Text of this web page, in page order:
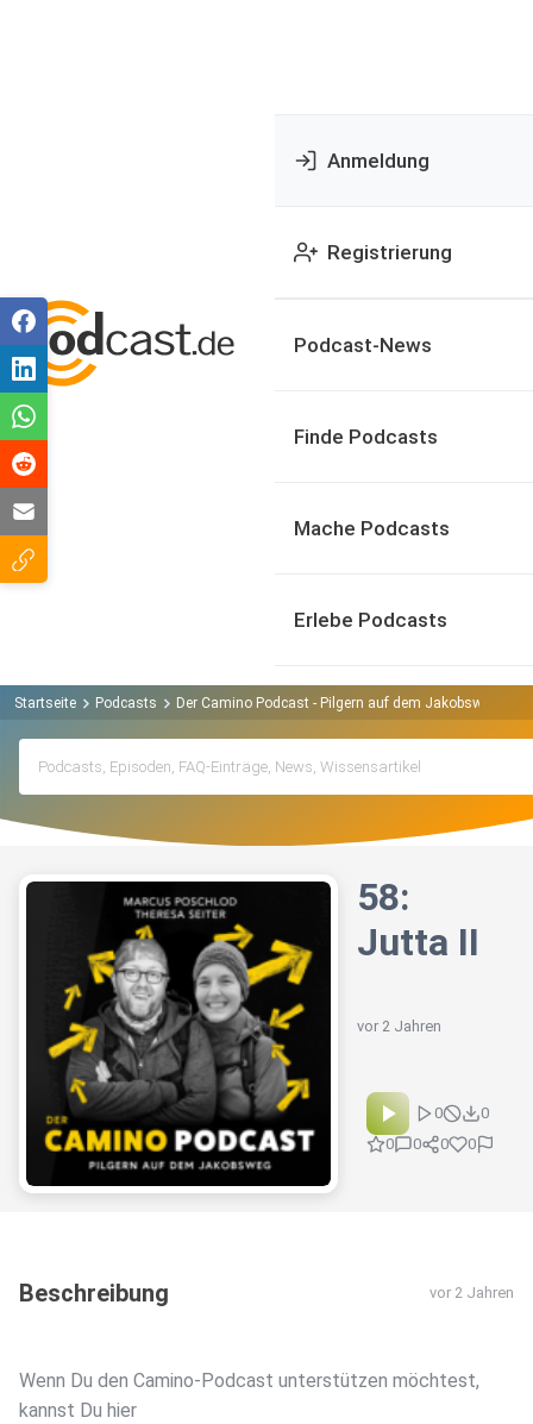
Anmeldung
Registrierung
Podcast-News
Finde Podcasts
Mache Podcasts
Erlebe Podcasts
Startseite Podcasts Der Camino Podcast - Pilgern auf dem Jakobsweg
58:
Jutta II
vor 2 Jahren
0
0
0
0 0 0
Beschreibung vor 2 Jahren
Wenn Du den Camino-Podcast unterstützen möchtest,
kannst Du hier